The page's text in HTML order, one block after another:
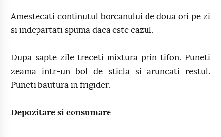
Amestecati continutul borcanului de doua ori pe zi
si indepartati spuma daca este cazul.
Dupa sapte zile treceti mixtura prin tifon. Puneti
zeama intr-un bol de sticla si aruncati restul.
Puneti bautura in frigider.
Depozitare si consumare